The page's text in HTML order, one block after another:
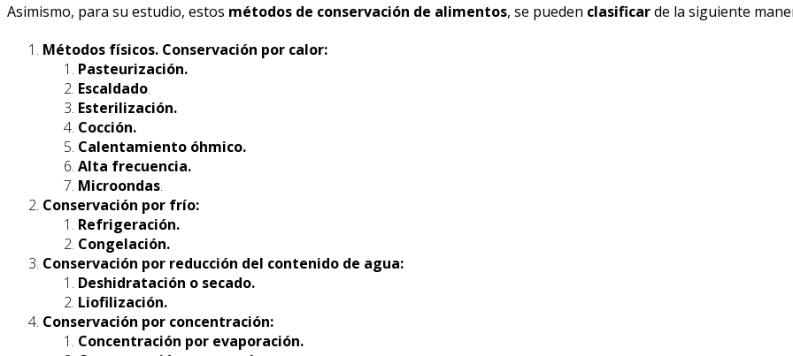
Asimismo, para su estudio, estos métodos de conservación de alimentos, se pueden clasificarde la siguiente
Métodos físicos. Conservación por calor:
Pasteurización.
Escaldado.
Esterilización.
Cocción.
Calentamiento óhmico.
Alta frecuencia.
Microondas.
Conservación por frío:
Refrigeración.
Congelación.
Conservación por reducción del contenido de agua:
Deshidratación o secado.
Liofilización.
Conservación por concentración:
Concentración por evaporación.